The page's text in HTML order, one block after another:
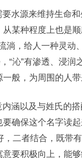
水源来维持生命
某种程度上也是
淌，给人一种灵动
沁”有渗透、浸润
般，为周围的人带
涵以及与姓氏的
确保这个名字读
，二者结合，既带
要积极向上，能